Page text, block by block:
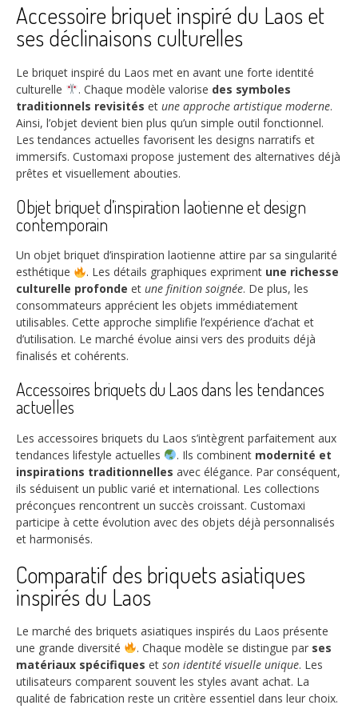
Accessoire briquet inspiré du Laos et
ses déclinaisons culturelles
Le briquet inspiré du Laos met en avant une forte identité
culturelle
. Chaque modèle valorise des symboles
traditionnels revisités et une approche artistique moderne.
Ainsi, l’objet devient bien plus qu’un simple outil fonctionnel.
Les tendances actuelles favorisent les designs narratifs et
immersifs. Customaxi propose justement des alternatives déjà
prêtes et visuellement abouties.
Objet briquet d’inspiration laotienne et design
contemporain
Un objet briquet d’inspiration laotienne attire par sa singularité
esthétique
. Les détails graphiques expriment une richesse
culturelle profonde et une finition soignée. De plus, les
consommateurs apprécient les objets immédiatement
utilisables. Cette approche simplifie l’expérience d’achat et
d’utilisation. Le marché évolue ainsi vers des produits déjà
finalisés et cohérents.
Accessoires briquets du Laos dans les tendances
actuelles
Les accessoires briquets du Laos s’intègrent parfaitement aux
tendances lifestyle actuelles
. Ils combinent modernité et
inspirations traditionnelles avec élégance. Par conséquent,
ils séduisent un public varié et international. Les collections
préconçues rencontrent un succès croissant. Customaxi
participe à cette évolution avec des objets déjà personnalisés
et harmonisés.
Comparatif des briquets asiatiques
inspirés du Laos
Le marché des briquets asiatiques inspirés du Laos présente
une grande diversité
. Chaque modèle se distingue par ses
matériaux spécifiques et son identité visuelle unique. Les
utilisateurs comparent souvent les styles avant achat. La
qualité de fabrication reste un critère essentiel dans leur choix.